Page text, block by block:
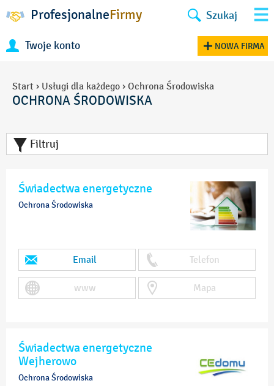
ProfesjonalneFirmy Szukaj
Twoje konto NOWA FIRMA
Start › Usługi dla każdego › Ochrona Środowiska
OCHRONA ŚRODOWISKA
Filtruj
Świadectwa energetyczne
Ochrona Środowiska
Email Telefon
www Mapa
Świadectwa energetyczne
Wejherowo
Ochrona Środowiska